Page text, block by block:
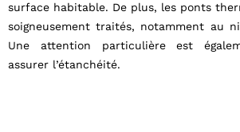
surface habitable. De plus, les ponts
soigneusement traités, notamment au
Une attention particulière est
assurer l’étanchéité.